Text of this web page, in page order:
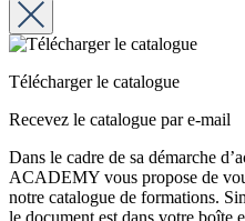
Télécharger le catalogue
Recevez le catalogue par e-mail
Dans le cadre de sa démarche
ACADEMY vous propose de
notre catalogue de formations.
le document est dans votre boîte